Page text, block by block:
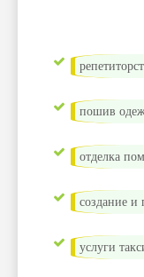
пошив
отделка
создание и
услуги